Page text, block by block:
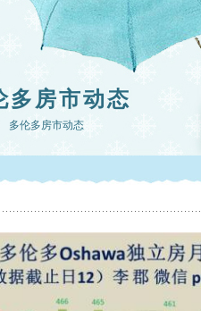
多房市动态
多伦多房市动态